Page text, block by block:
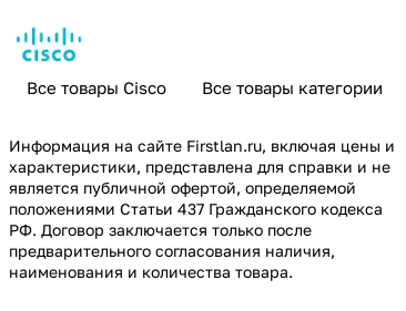
Все товары Cisco Все товары категории
Информация на сайте Firstlan.ru, включая цены и
характеристики, представлена для справки и не
является публичной офертой, определяемой
положениями Статьи 437 Гражданского кодекса
РФ. Договор заключается только после
предварительного согласования наличия,
наименования и количества товара.